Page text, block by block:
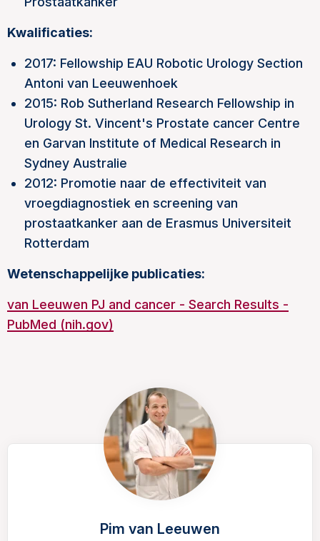
Kwalificaties:
2017: Fellowship EAU Robotic Urology Section
Antoni van Leeuwenhoek
2015: Rob Sutherland Research Fellowship in
Urology St. Vincent's Prostate cancer Centre
en Garvan Institute of Medical Research in
Sydney Australie
2012: Promotie naar de effectiviteit van
vroegdiagnostiek en screening van
prostaatkanker aan de Erasmus Universiteit
Rotterdam
Wetenschappelijke publicaties:
van Leeuwen PJ and cancer - Search Results -
PubMed (nih.gov)
Pim van Leeuwen